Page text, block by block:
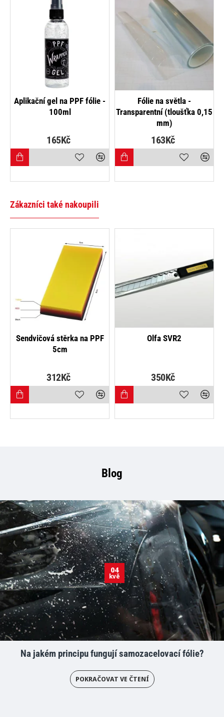
NOVINKA
Aplikační gel na PPF fólie -
100ml
165Kč
NEJPRODÁVANĚJŠÍ
Fólie na světla -
Transparentní (tloušťka 0,15
mm)
163Kč
Zákazníci také nakoupili
Sendvičová stěrka na PPF
5cm
312Kč
Olfa SVR2
350Kč
Blog
04
kvě
Na jakém principu fungují samozacelovací fólie?
POKRAČOVAT VE ČTENÍ